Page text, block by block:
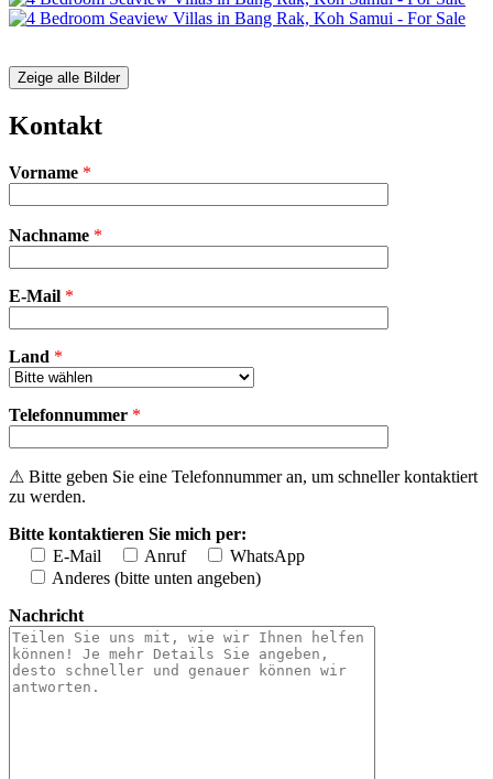
Zeige alle Bilder
Kontakt
Vorname *
lasse
leer.
Nachname *
E-Mail *
Land *
Telefonnummer *
⚠ Bitte geben Sie eine Telefonnummer an, um schneller kontaktiert
zu werden.
Bitte kontaktieren Sie mich per:
E-Mail
Anruf
WhatsApp
Anderes (bitte unten angeben)
Nachricht